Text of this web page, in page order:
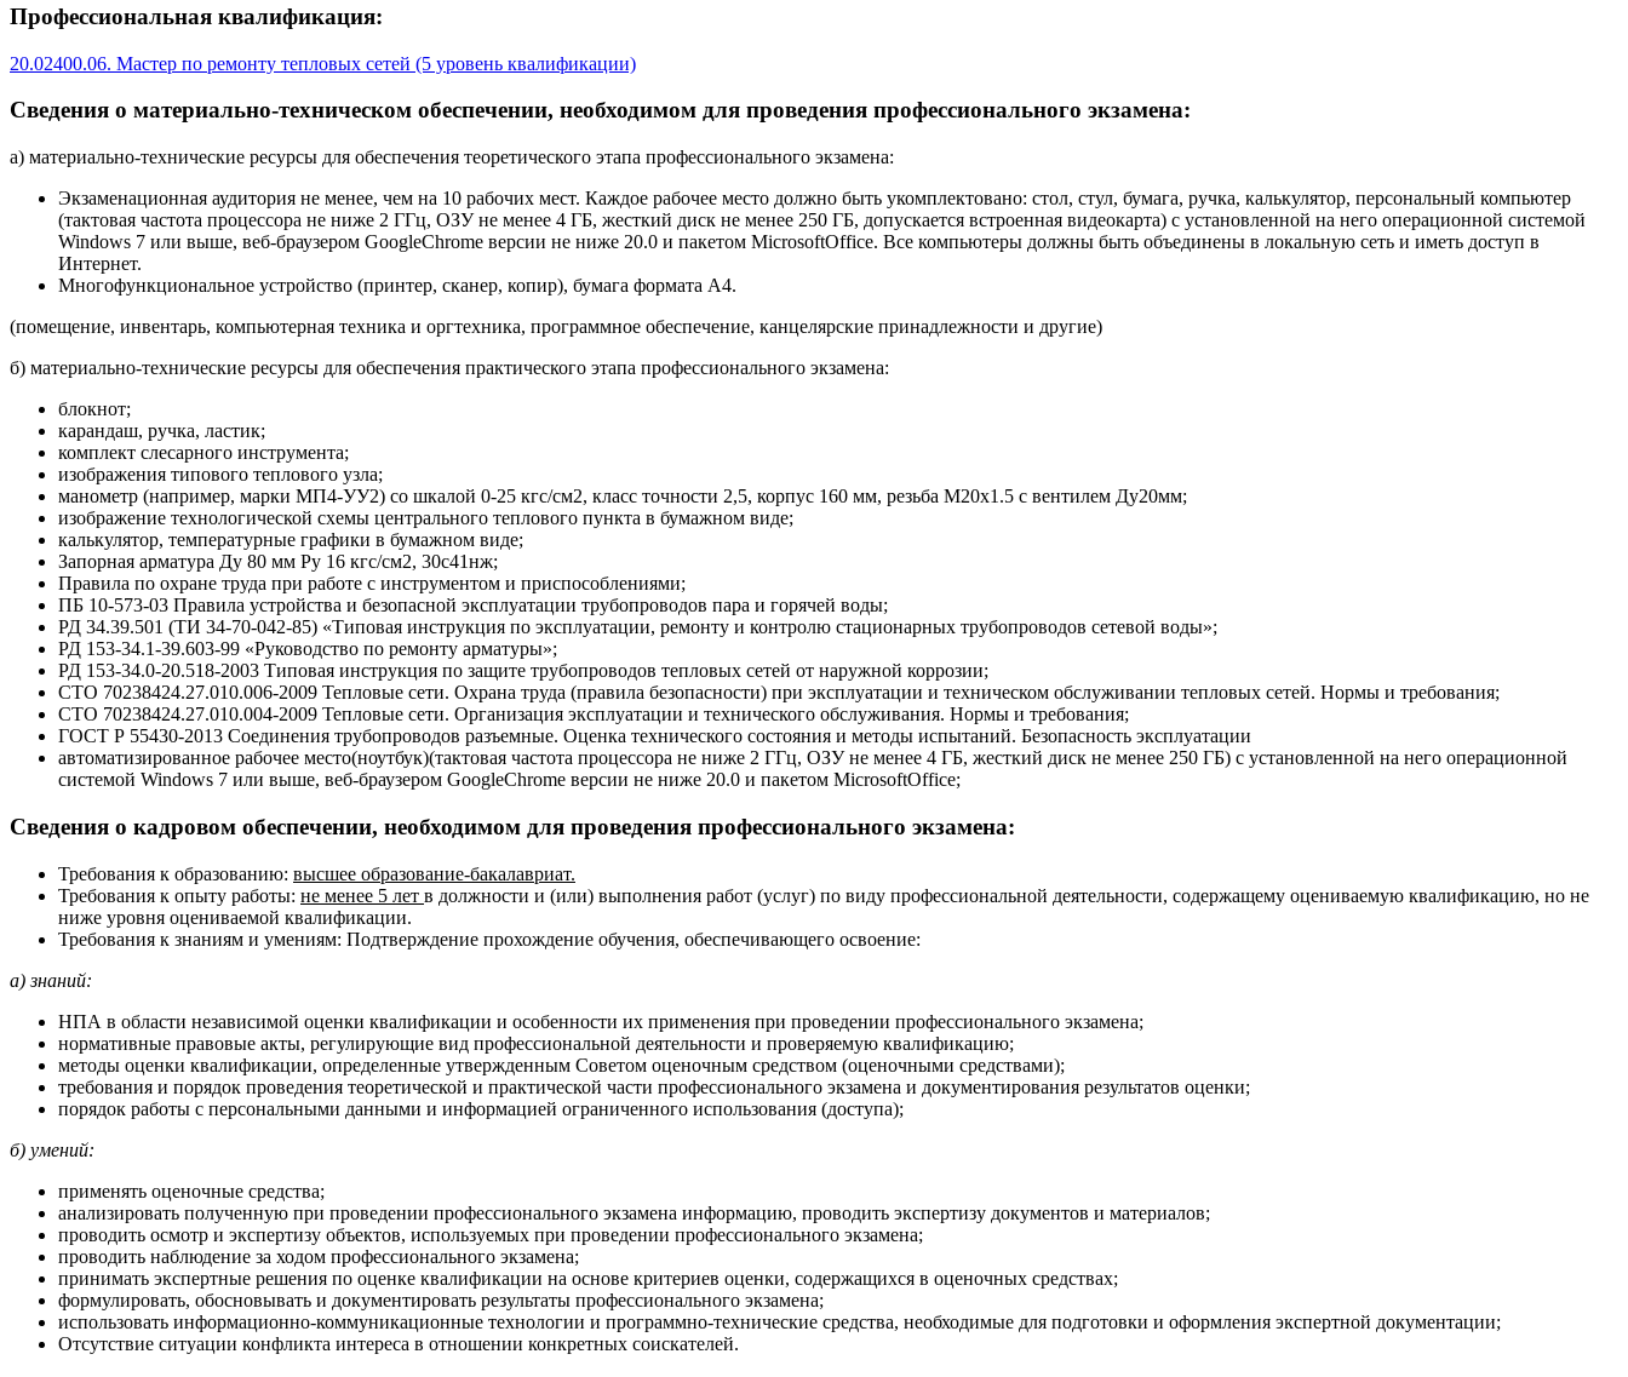
Профессиональная квалификация:
20.02400.06. Мастер по ремонту тепловых сетей (5 уровень квалификации)
Сведения о материально-техническом обеспечении, необходимом для проведения профессионального экзамена:
а) материально-технические ресурсы для обеспечения теоретического этапа профессионального экзамена:
Экзаменационная аудитория не менее, чем на 10 рабочих мест. Каждое рабочее место должно быть укомплектовано: стол, стул, бумага, ручка, калькулятор, персональный компьютер
(тактовая частота процессора не ниже 2 ГГц, ОЗУ не менее 4 ГБ, жесткий диск не менее 250 ГБ, допускается встроенная видеокарта) с установленной на него операционной системой
Windows 7 или выше, веб-браузером GoogleChrome версии не ниже 20.0 и пакетом MicrosoftOffice. Все компьютеры должны быть объединены в локальную сеть и иметь доступ в
Интернет.
Многофункциональное устройство (принтер, сканер, копир), бумага формата А4.
(помещение, инвентарь, компьютерная техника и оргтехника, программное обеспечение, канцелярские принадлежности и другие)
б) материально-технические ресурсы для обеспечения практического этапа профессионального экзамена:
блокнот;
карандаш, ручка, ластик;
комплект слесарного инструмента;
изображения типового теплового узла;
манометр (например, марки МП4-УУ2) со шкалой 0-25 кгс/см2, класс точности 2,5, корпус 160 мм, резьба М20х1.5 с вентилем Ду20мм;
изображение технологической схемы центрального теплового пункта в бумажном виде;
калькулятор, температурные графики в бумажном виде;
Запорная арматура Ду 80 мм Ру 16 кгс/см2, 30с41нж;
Правила по охране труда при работе с инструментом и приспособлениями;
ПБ 10-573-03 Правила устройства и безопасной эксплуатации трубопроводов пара и горячей воды;
РД 34.39.501 (ТИ 34-70-042-85) «Типовая инструкция по эксплуатации, ремонту и контролю стационарных трубопроводов сетевой воды»;
РД 153-34.1-39.603-99 «Руководство по ремонту арматуры»;
РД 153-34.0-20.518-2003 Типовая инструкция по защите трубопроводов тепловых сетей от наружной коррозии;
СТО 70238424.27.010.006-2009 Тепловые сети. Охрана труда (правила безопасности) при эксплуатации и техническом обслуживании тепловых сетей. Нормы и требования;
СТО 70238424.27.010.004-2009 Тепловые сети. Организация эксплуатации и технического обслуживания. Нормы и требования;
ГОСТ Р 55430-2013 Соединения трубопроводов разъемные. Оценка технического состояния и методы испытаний. Безопасность эксплуатации
автоматизированное рабочее место(ноутбук)(тактовая частота процессора не ниже 2 ГГц, ОЗУ не менее 4 ГБ, жесткий диск не менее 250 ГБ) с установленной на него операционной
системой Windows 7 или выше, веб-браузером GoogleChrome версии не ниже 20.0 и пакетом MicrosoftOffice;
Сведения о кадровом обеспечении, необходимом для проведения профессионального экзамена:
Требования к образованию: высшее образование-бакалавриат.
Требования к опыту работы: не менее 5 лет в должности и (или) выполнения работ (услуг) по виду профессиональной деятельности, содержащему оцениваемую квалификацию, но не
ниже уровня оцениваемой квалификации.
Требования к знаниям и умениям: Подтверждение прохождение обучения, обеспечивающего освоение:
а) знаний:
НПА в области независимой оценки квалификации и особенности их применения при проведении профессионального экзамена;
нормативные правовые акты, регулирующие вид профессиональной деятельности и проверяемую квалификацию;
методы оценки квалификации, определенные утвержденным Советом оценочным средством (оценочными средствами);
требования и порядок проведения теоретической и практической части профессионального экзамена и документирования результатов оценки;
порядок работы с персональными данными и информацией ограниченного использования (доступа);
б) умений:
применять оценочные средства;
анализировать полученную при проведении профессионального экзамена информацию, проводить экспертизу документов и материалов;
проводить осмотр и экспертизу объектов, используемых при проведении профессионального экзамена;
проводить наблюдение за ходом профессионального экзамена;
принимать экспертные решения по оценке квалификации на основе критериев оценки, содержащихся в оценочных средствах;
формулировать, обосновывать и документировать результаты профессионального экзамена;
использовать информационно-коммуникационные технологии и программно-технические средства, необходимые для подготовки и оформления экспертной документации;
Отсутствие ситуации конфликта интереса в отношении конкретных соискателей.